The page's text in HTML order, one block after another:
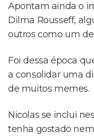
Apontam ainda o
Dilma Rousseff,
outros como um
Foi dessa época
a consolidar uma
de muitos memes.
Nicolas se inclui
tenha gostado